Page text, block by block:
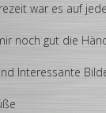
war es auf
noch gut die
Interessante